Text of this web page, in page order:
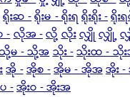
ရိုးဆ -ရိုးမ - ရိုးရရိုးရိုး -ရိုး
-လိုအ -လို့လိုးလျှို လျှို့ လ
မ - သို့အသိုး -သိုးထ - သို
အို -အိုစ -အိုမ - အိုအအိုး
-အိုးဝ - အိုးအ